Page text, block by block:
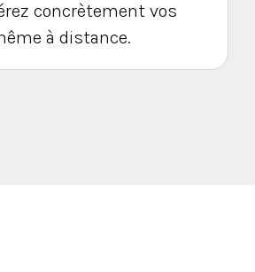
concrètement vos
à distance.